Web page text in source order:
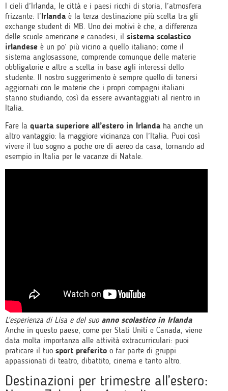
I cieli d’Irlanda, le città e i paesi ricchi di storia, l’atmosfera
frizzante: l’Irlanda è la terza destinazione più scelta tra gli
exchange student di MB. Uno dei motivi è che, a differenza
delle scuole americane e canadesi, il sistema scolastico
irlandese è un po’ più vicino a quello italiano; come il
sistema anglosassone, comprende comunque delle materie
obbligatorie e altre a scelta in base agli interessi dello
studente. Il nostro suggerimento è sempre quello di tenersi
aggiornati con le materie che i propri compagni italiani
stanno studiando, così da essere avvantaggiati al rientro in
Italia.
Fare la quarta superiore all’estero in Irlanda ha anche un
altro vantaggio: la maggiore vicinanza con l’Italia. Puoi così
vivere il tuo sogno a poche ore di aereo da casa, tornando ad
esempio in Italia per le vacanze di Natale.
L’esperienza di Lisa e del suo anno scolastico in Irlanda
Anche in questo paese, come per Stati Uniti e Canada, viene
data molta importanza alle attività extracurriculari: puoi
praticare il tuo sport preferito o far parte di gruppi
appassionati di teatro, dibattito, cinema e tanto altro.
Destinazioni per trimestre all’estero: